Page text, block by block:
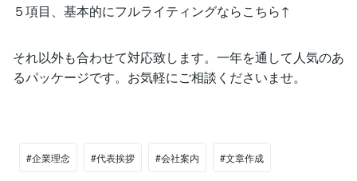
５項目、基本的にフルライティングならこちら↑
それ以外も合わせて対応致します。一年を通して人気のあ
るパッケージです。お気軽にご相談くださいませ。
#企業理念 #代表挨拶 #会社案内 #文章作成